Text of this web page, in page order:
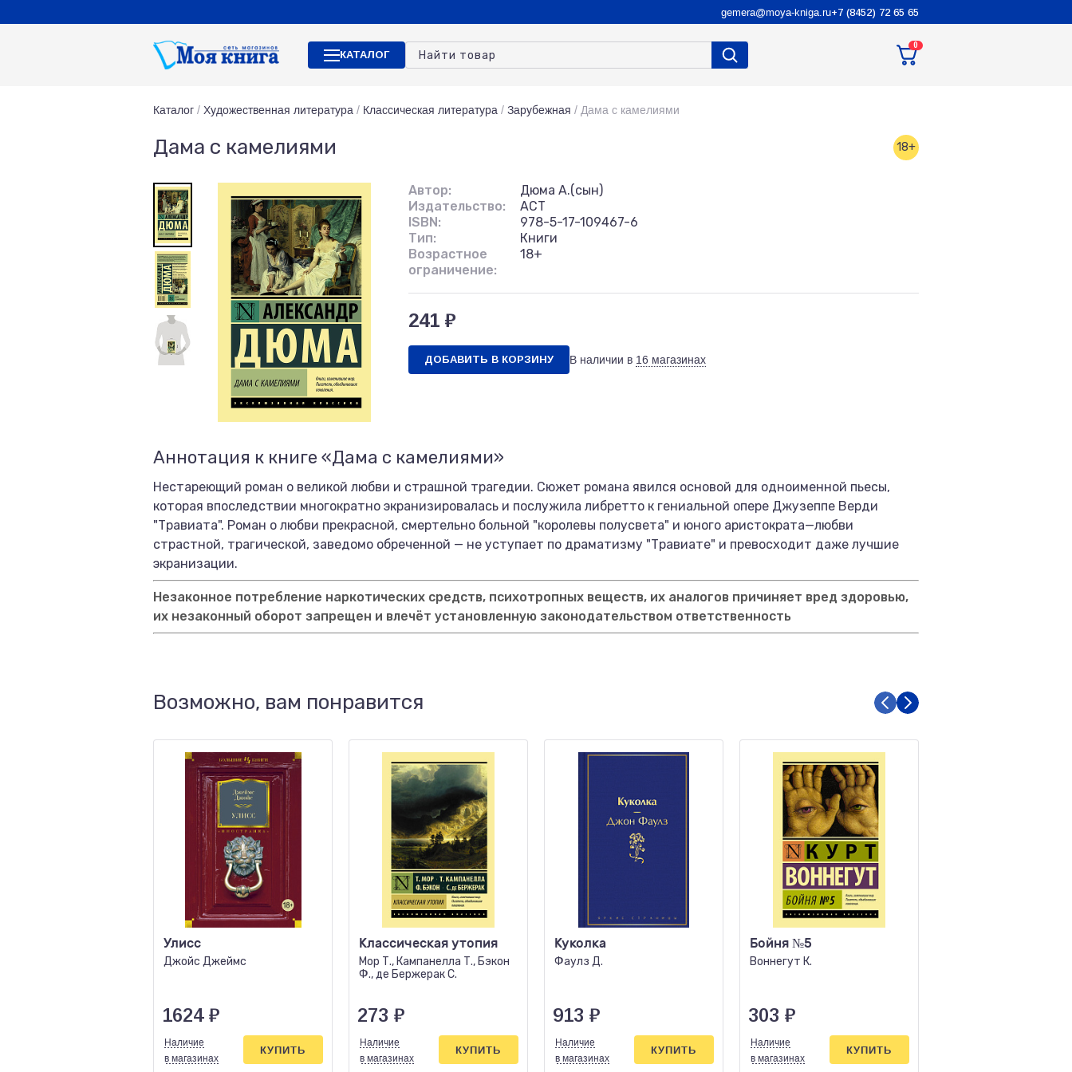
gemera@moya-kniga.ru+7 (8452) 72 65 65
КАТАЛОГ
0
Каталог / Художественная литература / Классическая литература / Зарубежная / Дама с камелиями
Дама с камелиями 18+
Автор:
Дюма А.(сын)
Издательство:
АСТ
ISBN:
978-5-17-109467-6
Тип:
Книги
Возрастное
ограничение:
18+
241 ₽
ДОБАВИТЬ В КОРЗИНУ В наличии в 16 магазинах
Аннотация к книге «Дама с камелиями»
Нестареющий роман о великой любви и страшной трагедии. Сюжет романа явился основой для одноименной пьесы,
которая впоследствии многократно экранизировалась и послужила либретто к гениальной опере Джузеппе Верди
"Травиата". Роман о любви прекрасной, смертельно больной "королевы полусвета" и юного аристократа—любви
страстной, трагической, заведомо обреченной — не уступает по драматизму "Травиате" и превосходит даже лучшие
экранизации.
Незаконное потребление наркотических средств, психотропных веществ, их аналогов причиняет вред здоровью,
их незаконный оборот запрещен и влечёт установленную законодательством ответственность
Возможно, вам понравится
Улисс
Джойс Джеймс
1624 ₽
Наличие
в магазинах
КУПИТЬ
Классическая утопия
Мор Т., Кампанелла Т., Бэкон
Ф., де Бержерак С.
273 ₽
Наличие
в магазинах
КУПИТЬ
Куколка
Фаулз Д.
913 ₽
Наличие
в магазинах
КУПИТЬ
Бойня №5
Воннегут К.
303 ₽
Наличие
в магазинах
КУПИТЬ